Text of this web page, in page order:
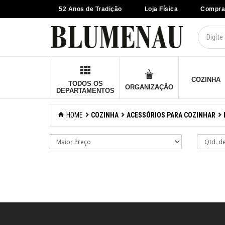
52 Anos de Tradição Loja Física
×
Organização
Acessórios para
confeitaria
Acessórios para
Afiadores de
TODOS OS
DEPARTAMENTOS
ORGANIZAÇÃO
COZINHA
HOME COZINHA ACESSÓRIOS PARA COZINHAR